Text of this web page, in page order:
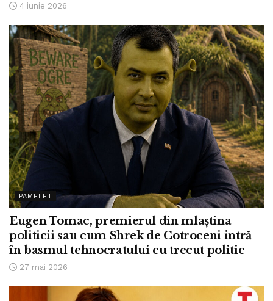
4 iunie 2026
PAMFLET
Eugen Tomac, premierul din mlaștina
politicii sau cum Shrek de Cotroceni intră
în basmul tehnocratului cu trecut politic
27 mai 2026